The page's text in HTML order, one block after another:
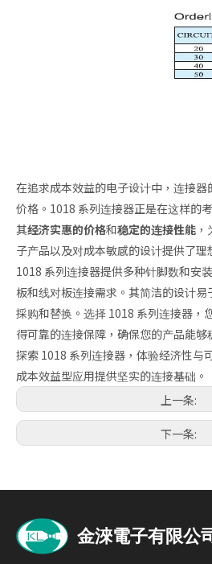
在追求成本效益的电子设计中，连接
价格。1018 系列连接器正是在这样的
其经济实惠的价格和稳定的连接性能
子产品以及对成本敏感的设计提供了理
1018 系列连接器提供多种针脚数和安
板和线对板连接需求。其简洁的设计
採购和替换。选择 1018 系列连接器，
得可靠的连接保障，确保您的产品能够
探索 1018 系列连接器，体验经济性与
成本效益型应用提供坚实的连接基础。
上一条:
下一条: